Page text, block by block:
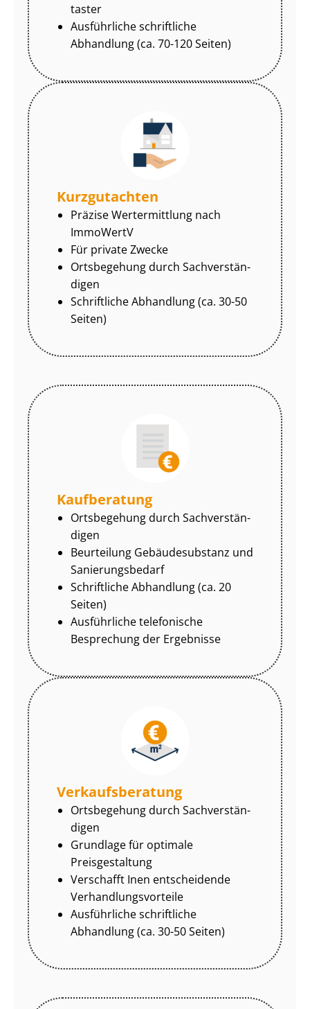
tas­ter
Ausführliche schriftliche
Abhandlung (ca. 70-120 Seiten)
Kurzgutachten
Präzise Wertermittlung nach
ImmoWertV
Für private Zwecke
Ortsbegehung durch Sach­ver­stän­
di­gen
Schriftliche Abhandlung (ca. 30-50
Seiten)
Kaufberatung
Ortsbegehung durch Sach­ver­stän­
di­gen
Beurteilung Gebäudesubstanz und
Sa­nie­rungs­be­darf
Schriftliche Abhandlung (ca. 20
Seiten)
Ausführliche telefonische
Besprechung der Ergebnisse
Ver­kaufs­be­ra­tung
Ortsbegehung durch Sach­ver­stän­
di­gen
Grundlage für optimale
Preisgestaltung
Verschafft Inen entscheidende
Ver­hand­lungs­vor­tei­le
Ausführliche schriftliche
Abhandlung (ca. 30-50 Seiten)